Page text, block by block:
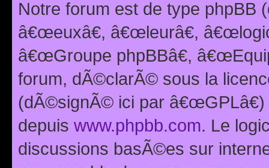
Notre forum est de type phpBB
â€œeuxâ€, â€œleurâ€,
â€œGroupe phpBBâ€,
forum, dÃ©clarÃ© sous la
(dÃ©signÃ© ici par
depuis www.phpbb.com. Le
discussions basÃ©es sur